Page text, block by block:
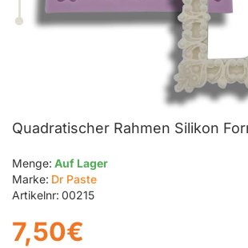
Quadratischer Rahmen Silikon
Menge: Auf Lager
Marke: Dr Paste
Artikelnr: 00215
7,50€